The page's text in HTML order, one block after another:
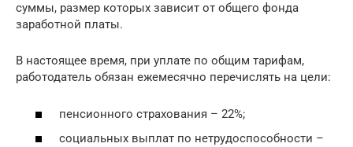
суммы, размер которых зависит от общего фонда
заработной платы.
В настоящее время, при уплате по общим тарифам,
работодатель обязан ежемесячно перечислять на цели:
пенсионного страхования – 22%;
социальных выплат по нетрудоспособности –